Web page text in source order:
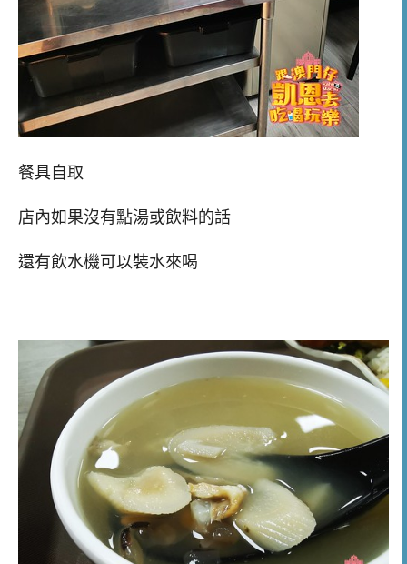
餐具自取
店內如果沒有點湯或飲料的話
還有飲水機可以裝水來喝